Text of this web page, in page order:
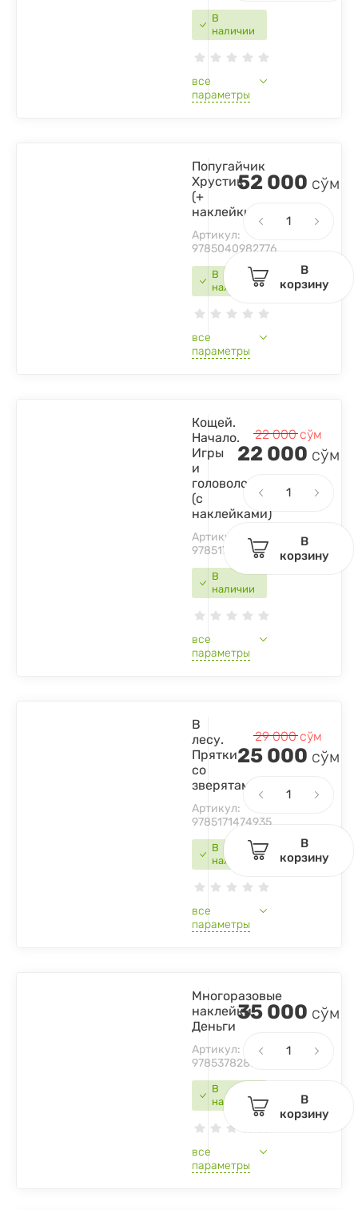
В
наличии
все
параметры
В
наличии
Попугайчик
Хрустик
(+
наклейки)
Артикул:
9785040982776
все
параметры
52 000 сўм
В
корзину
В
наличии
Кощей.
Начало.
Игры
и
головоломки
(с
наклейками)
Артикул:
9785171445751
все
параметры
22 000сўм
22 000 сўм
В
корзину
В
наличии
В
лесу.
Прятки
со
зверятами
Артикул:
9785171474935
все
параметры
29 000сўм
25 000 сўм
В
корзину
В
наличии
Многоразовые
наклейки.
Деньги
Артикул:
9785378286799
все
параметры
35 000 сўм
В
корзину